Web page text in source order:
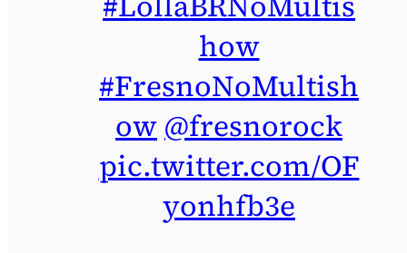
how
#FresnoNoMultish
ow @fresnorock
pic.twitter.com/OF
yonhfb3e